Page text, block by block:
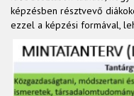
képzésben résztvevő
ezzel a képzési formával,